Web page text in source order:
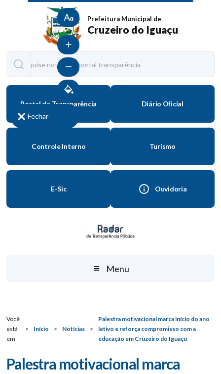
Tamanho normal
Aumentar fonte
Diminuir fonte
Fechar
Prefeitura Municipal de
Cruzeiro do Iguaçu
Portal da Transparência Diário Oficial
Controle Interno Turismo
E-Sic Ouvidoria
Menu
Você
está
em
> Início > Notícias >
Palestra motivacional marca início do ano
letivo e reforça compromisso com a
educação em Cruzeiro do Iguaçu
Palestra motivacional marca